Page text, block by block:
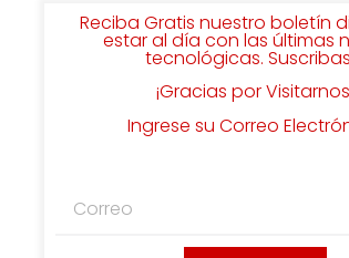
Reciba Gratis nuestro boletín
estar al día con las últimas
tecnológicas.
¡Gracias por
Ingrese su Correo